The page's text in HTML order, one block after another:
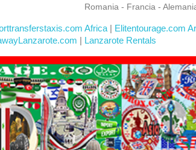
Romania - Francia -
Africa| Elitentourage.com
| Lanzarote Rentals